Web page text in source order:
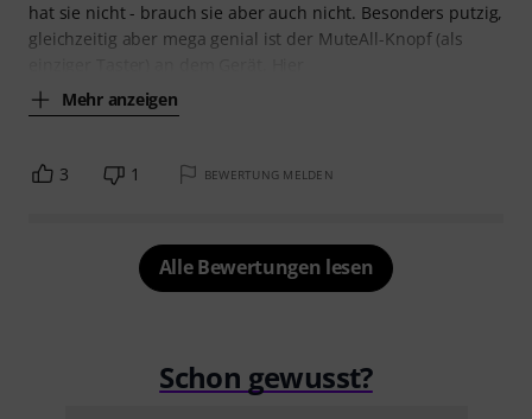
hat sie nicht - brauch sie aber auch nicht. Besonders putzig,
gleichzeitig aber mega genial ist der MuteAll-Knopf (als
Mehr anzeigen
3 1 BEWERTUNG MELDEN
Alle Bewertungen lesen
Schon gewusst?